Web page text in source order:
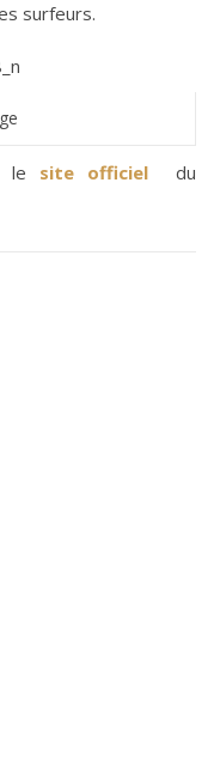
surfeurs.
le site officiel
du